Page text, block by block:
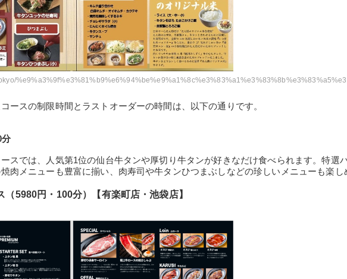
ースの制限時間とラストオーダーの時間は、以下の通りです。
分
ースでは、人気第1位の仙台牛タンや厚切り牛タンが好きなだけ食べられます。特選
肉メニューも豊富に揃い、肉寿司や牛タンひつまぶしなどの珍しいメニューも楽し
5980円・100分）【有楽町店・池袋店】